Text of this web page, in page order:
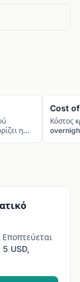
η
Cost
Κόστος
5 USD,